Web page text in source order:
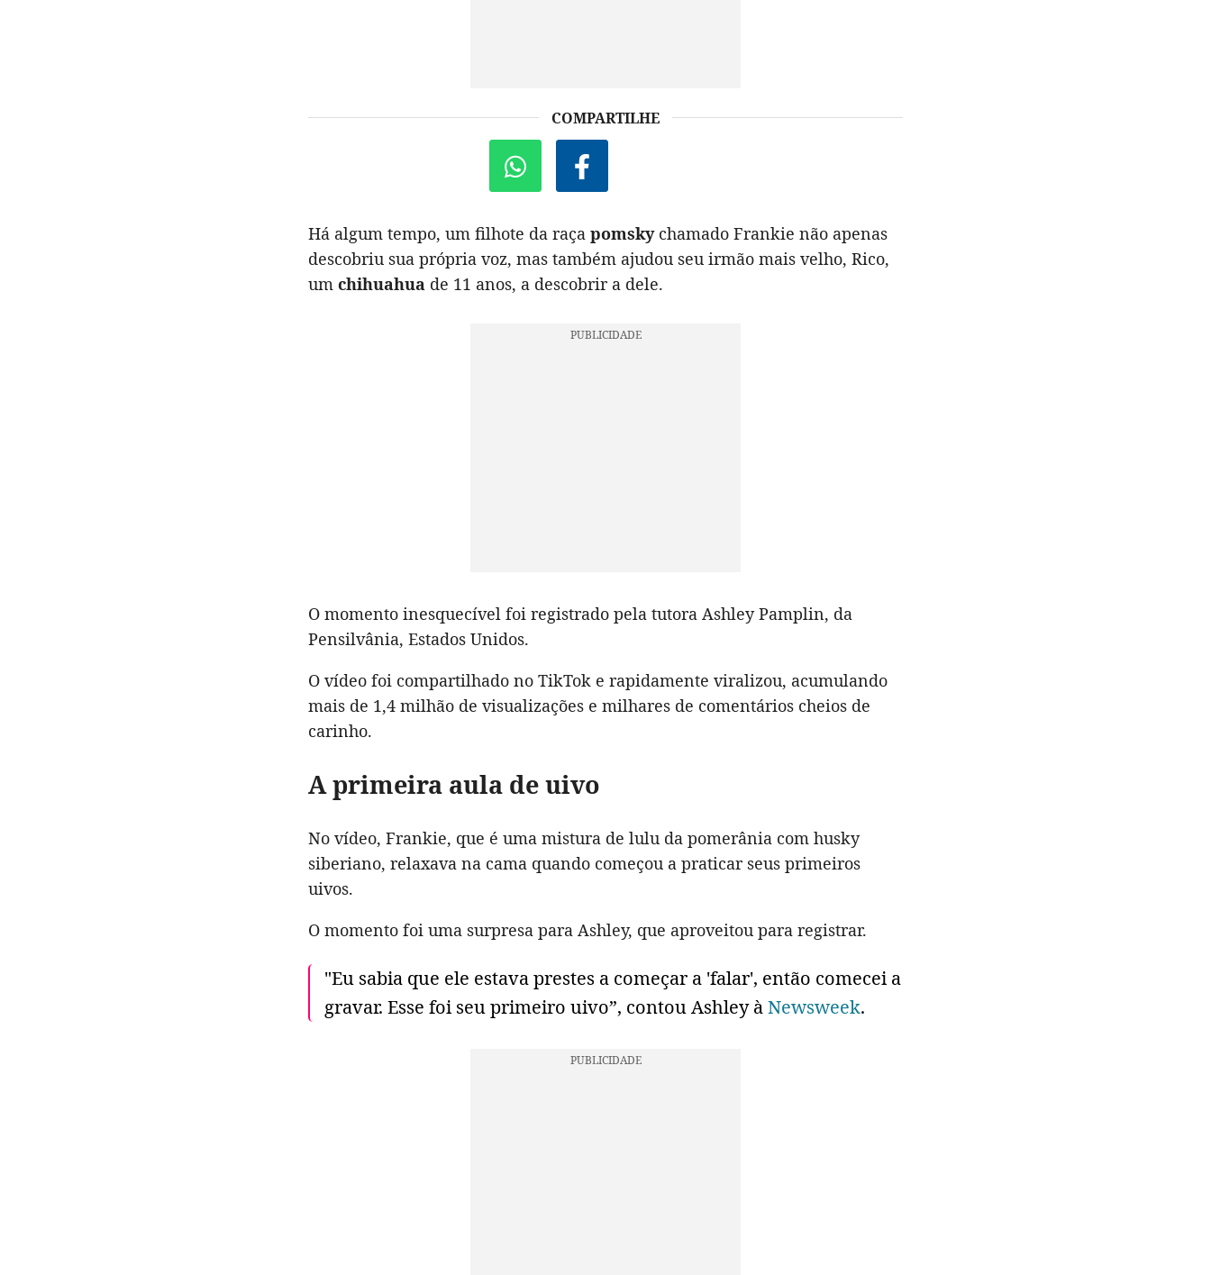
COMPARTILHE
Há algum tempo, um filhote da raça pomskychamado Frankie não apenas
descobriu sua própria voz, mas também ajudou seu irmão mais velho, Rico,
um chihuahua de 11 anos, a descobrir a dele.
O momento inesquecível foi registrado pela tutora Ashley Pamplin, da
Pensilvânia, Estados Unidos.
O vídeo foi compartilhado no TikTok e rapidamente viralizou, acumulando
mais de 1,4 milhão de visualizações e milhares de comentários cheios de
carinho.
A primeira aula de uivo
No vídeo, Frankie, que é uma mistura de lulu da pomerânia com husky
siberiano, relaxava na cama quando começou a praticar seus primeiros
uivos.
O momento foi uma surpresa para Ashley, que aproveitou para registrar.
"Eu sabia que ele estava prestes a começar a 'falar', então comecei a
gravar. Esse foi seu primeiro uivo”, contou Ashley àNewsweek.